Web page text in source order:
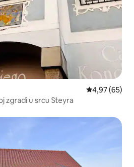
prosječna
4,97 (65)
zgradi u srcu Steyra